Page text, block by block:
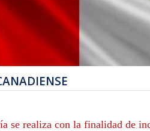
se realiza con la finalidad de